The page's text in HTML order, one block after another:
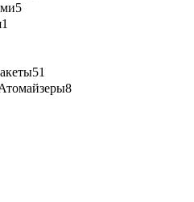
5
1
51
8